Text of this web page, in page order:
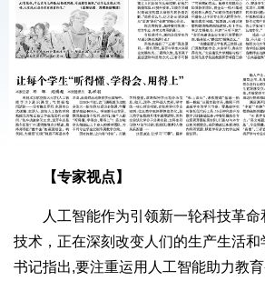
【专家视点】
人工智能作为引领新一轮科技革命
技术，正在深刻改变人们的生产生活
书记指出,要注重运用人工智能助力教